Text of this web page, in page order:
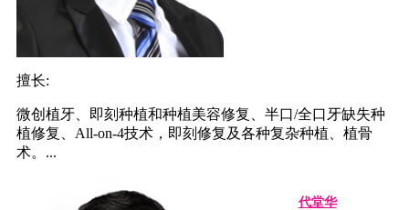
擅长:
微创植牙、即刻种植和种植美容修复、半口/全口牙缺失种
植修复、All-on-4技术，即刻修复及各种复杂种植、植骨
术。...
代堂华